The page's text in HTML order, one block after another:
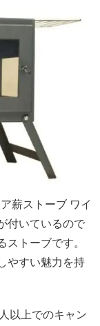
薪ストーブ ワイ
付いているので
トーブです。
やすい魅力を持
以上でのキャン